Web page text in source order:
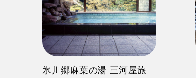
氷川郷麻葉の湯 三河屋旅